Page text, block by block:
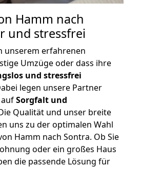
Hamm nach
und stressfrei
unserem erfahrenen
Umzüge oder dass ihre
und stressfrei
legen unsere Partner
Sorgfalt und
Qualität und unser breite
uns zu der optimalen Wahl
Hamm nach Sontra. Ob Sie
oder ein großes Haus
die passende Lösung für